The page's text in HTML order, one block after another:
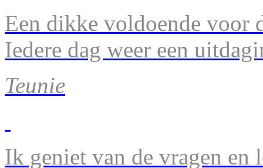
Een dikke voldoende voor
Iedere dag weer een
Teunie
Ik geniet van de vragen en